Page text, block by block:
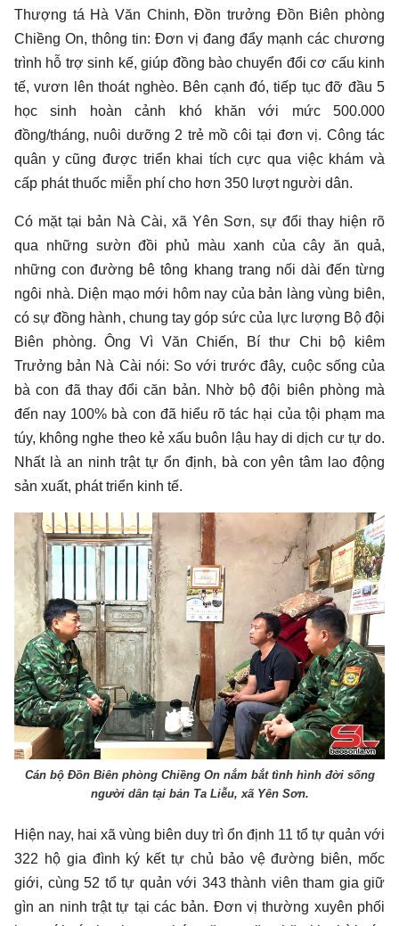
Thượng tá Hà Văn Chinh, Đồn trưởng Đồn Biên phòng
Chiềng On, thông tin: Đơn vị đang đẩy mạnh các chương
trình hỗ trợ sinh kế, giúp đồng bào chuyển đổi cơ cấu kinh
tế, vươn lên thoát nghèo. Bên cạnh đó, tiếp tục đỡ đầu 5
học sinh hoàn cảnh khó khăn với mức 500.000
đồng/tháng, nuôi dưỡng 2 trẻ mồ côi tại đơn vị. Công tác
quân y cũng được triển khai tích cực qua việc khám và
cấp phát thuốc miễn phí cho hơn 350 lượt người dân.
Có mặt tại bản Nà Cài, xã Yên Sơn, sự đổi thay hiện rõ
qua những sườn đồi phủ màu xanh của cây ăn quả,
những con đường bê tông khang trang nối dài đến từng
ngôi nhà. Diện mạo mới hôm nay của bản làng vùng biên,
có sự đồng hành, chung tay góp sức của lực lượng Bộ đội
Biên phòng. Ông Vì Văn Chiến, Bí thư Chi bộ kiêm
Trưởng bản Nà Cài nói: So với trước đây, cuộc sống của
bà con đã thay đổi căn bản. Nhờ bộ đội biên phòng mà
đến nay 100% bà con đã hiểu rõ tác hại của tội phạm ma
túy, không nghe theo kẻ xấu buôn lậu hay di dịch cư tự do.
Nhất là an ninh trật tự ổn định, bà con yên tâm lao động
sản xuất, phát triển kinh tế.
Cán bộ Đồn Biên phòng Chiềng On nắm bắt tình hình đời sống
người dân tại bản Ta Liễu, xã Yên Sơn.
Hiện nay, hai xã vùng biên duy trì ổn định 11 tổ tự quản với
322 hộ gia đình ký kết tự chủ bảo vệ đường biên, mốc
giới, cùng 52 tổ tự quản với 343 thành viên tham gia giữ
gìn an ninh trật tự tại các bản. Đơn vị thường xuyên phối